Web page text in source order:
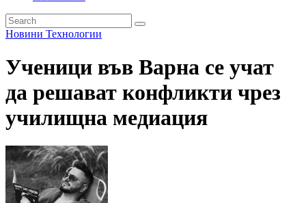
Новини Технологии
Ученици във Варна се учат
да решават конфликти чрез
училищна медиация